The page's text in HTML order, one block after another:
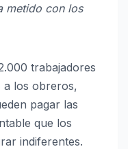
metido con los
trabajadores
a los obreros,
pagar las
que los
indiferentes.